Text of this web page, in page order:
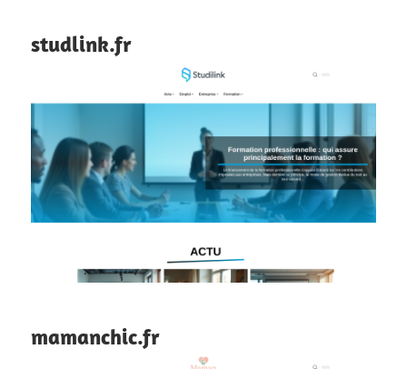
studlink.fr
mamanchic.fr